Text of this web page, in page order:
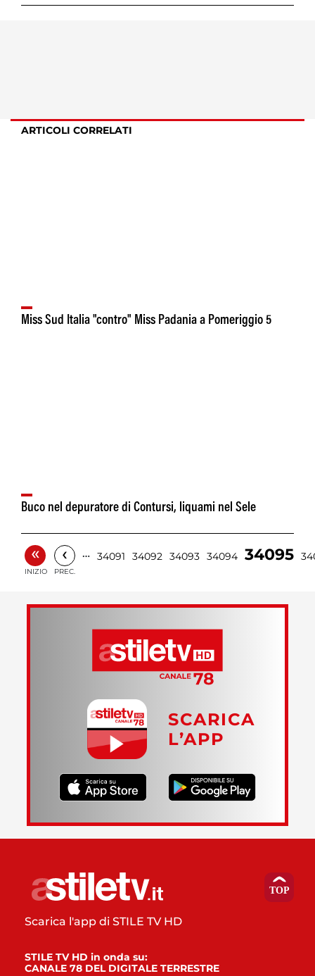
ARTICOLI CORRELATI
Miss Sud Italia "contro" Miss Padania a Pomeriggio 5
Buco nel depuratore di Contursi, liquami nel Sele
«
INIZIO
‹
PREC.
… 34091 34092 34093 34094 34095
SCARICA
L’APP
Scarica l'app di STILE TV HD
STILE TV HD in onda su:
CANALE 78 DEL DIGITALE TERRESTRE